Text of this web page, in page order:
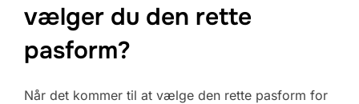
vælger du den rette
pasform?
Når det kommer til at vælge den rette pasform for